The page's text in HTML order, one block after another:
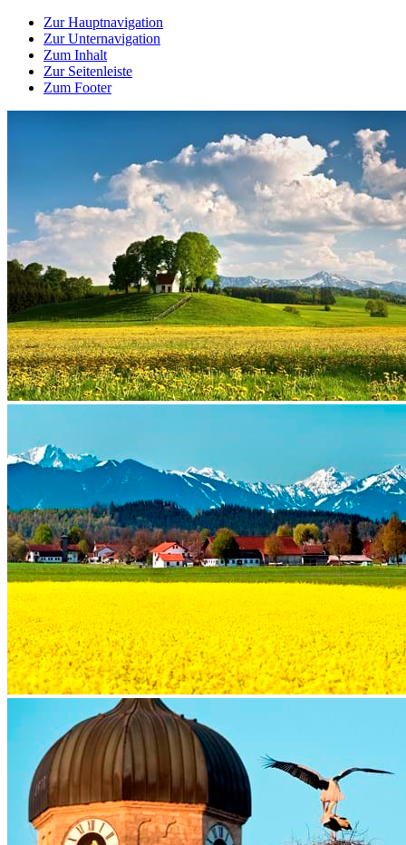
Zur Hauptnavigation
Zur Unternavigation
Zum Inhalt
Zur Seitenleiste
Zum Footer